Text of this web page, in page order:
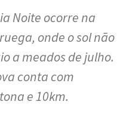
Noite ocorre na
onde o sol não
a meados de julho.
conta com
e 10km.